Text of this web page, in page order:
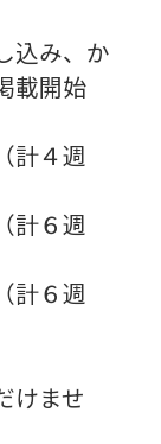
込み、か
載開始
計４週
６週
６週
けませ